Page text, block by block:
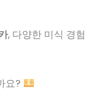
, 다양한 미식 경험
요?